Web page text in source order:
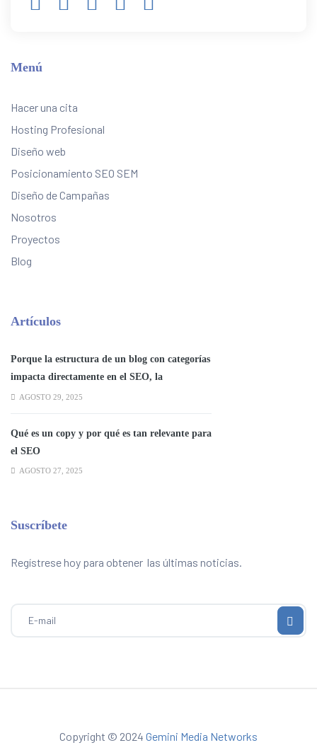
Menú
Hacer una cita
Hosting Profesional
Diseño web
Posicionamiento SEO SEM
Diseño de Campañas
Nosotros
Proyectos
Blog
Artículos
Porque la estructura de un blog con categorías
impacta directamente en el SEO, la
experiencia del usuario y la autoridad
AGOSTO 29, 2025
Qué es un copy y por qué es tan relevante para
el SEO
AGOSTO 27, 2025
Suscríbete
Regístrese hoy para obtener las últimas noticias.
Copyright © 2024 Gemini Media Networks